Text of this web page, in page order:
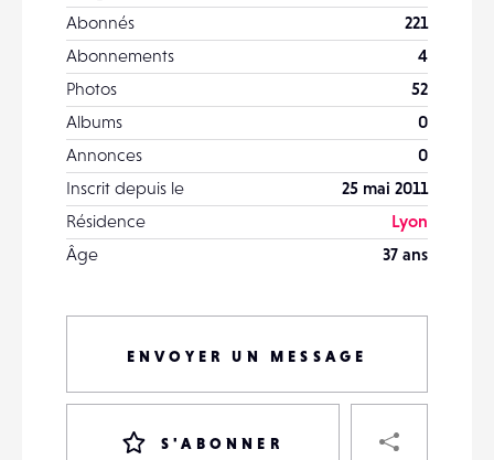
Abonnés
221
Abonnements
4
Photos
52
Albums
0
Annonces
0
Inscrit depuis le
25 mai 2011
Résidence
Lyon
Âge
37 ans
ENVOYER UN MESSAGE
S'ABONNER